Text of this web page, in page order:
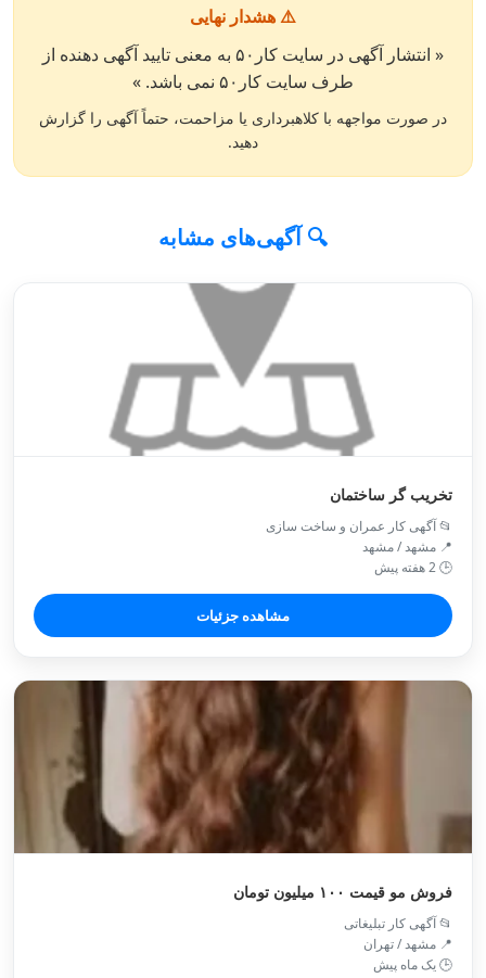
⚠️ هشدار نهایی
« انتشار آگهی در سایت کار۵۰ به معنی تایید آگهی دهنده از
طرف سایت کار۵۰ نمی باشد. »
در صورت مواجهه با کلاهبرداری یا مزاحمت، حتماً آگهی را گزارش
دهید.
🔍 آگهی‌های مشابه
تخریب گر ساختمان
📂 آگهی کار عمران و ساخت سازی
📍 مشهد / مشهد
🕒 2 هفته پیش
مشاهده جزئیات
فروش مو قیمت ۱۰۰ میلیون تومان
📂 آگهی کار تبلیغاتی
📍 مشهد / تهران
🕒 یک ماه پیش